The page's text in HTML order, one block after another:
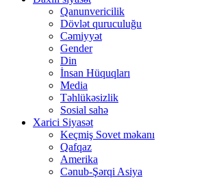
Qanunvericilik
Dövlət quruculuğu
Cəmiyyət
Gender
Din
İnsan Hüquqları
Media
Təhlükəsizlik
Sosial sahə
Xarici Siyasət
Keçmiş Sovet məkanı
Qafqaz
Amerika
Cənub-Şərqi Asiya